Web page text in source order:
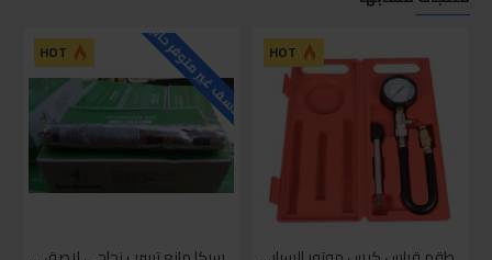
HOT
HOT للاسف غير متوفر حاليا